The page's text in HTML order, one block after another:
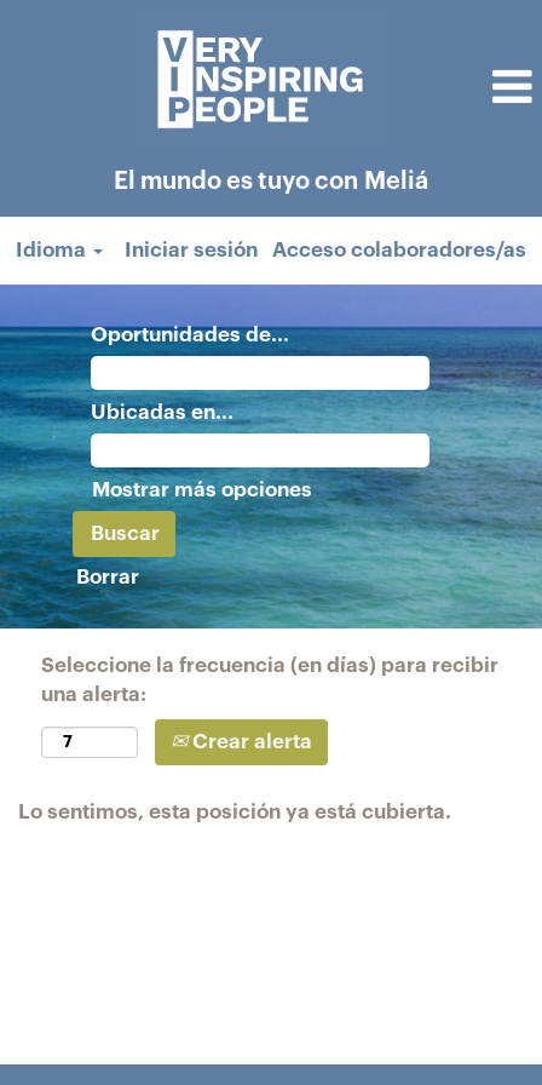
El mundo es tuyo con Meliá
Idioma Iniciar sesión Acceso colaboradores/as
Oportunidades de...
Ubicadas en...
Mostrar más opciones
Borrar
Seleccione la frecuencia (en días) para recibir
una alerta:
Crear alerta
Lo sentimos, esta posición ya está cubierta.